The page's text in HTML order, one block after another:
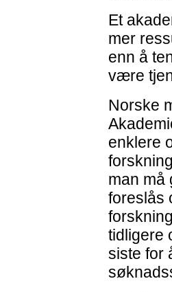
Et
mer
enn å
være
Norske
enklere
man må
foreslås
tidligere
siste for